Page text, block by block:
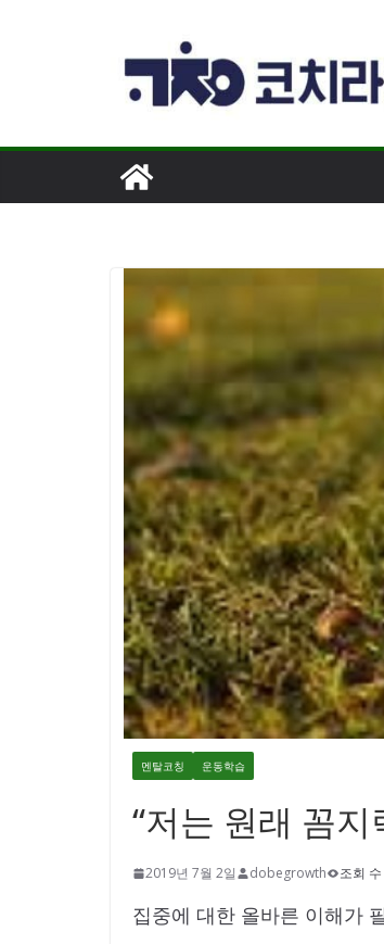
건
멘탈코칭 운동학습
“저는 원래 꼼
2019년 7월 2일 dobegrowth 조회
집중에 대한 올바른 이해가